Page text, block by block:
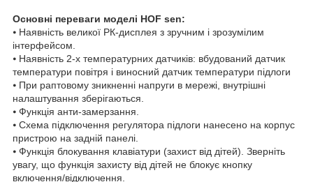
Основні переваги моделі HOF sen:
⦁ Наявність великої РК-дисплея з зручним і зрозумілим
інтерфейсом.
⦁ Наявність 2-х температурних датчиків: вбудований датчик
температури повітря і виносний датчик температури підлоги
⦁ При раптовому зникненні напруги в мережі, внутрішні
налаштування зберігаються.
⦁ Функція анти-замерзання.
⦁ Схема підключення регулятора підлоги нанесено на корпус
пристрою на задній панелі.
⦁ Функція блокування клавіатури (захист від дітей). Зверніть
увагу, що функція захисту від дітей не блокує кнопку
включення/відключення.